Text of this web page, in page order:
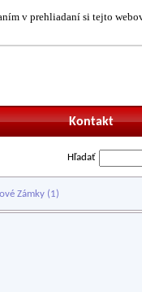
v prehliadaní si tejto
Kontakt
Hľadať
Zámky (1)